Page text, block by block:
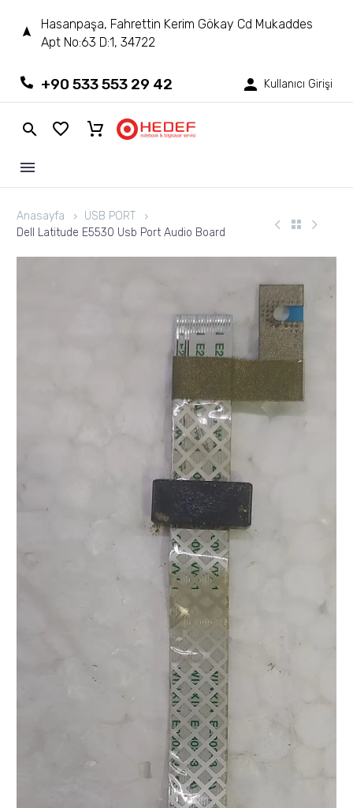
Hasanpaşa, Fahrettin Kerim Gökay Cd Mukaddes
Apt No:63 D:1, 34722
+90 533 553 29 42 Kullanıcı Girişi
Anasayfa
USB PORT
Dell Latitude E5530 Usb Port Audio Board